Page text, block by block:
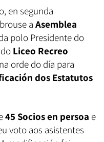
en segunda
a Asemblea
polo Presidente do
Liceo Recreo
orde do día para
dos Estatutos
45 Socios en persoa e
voto aos asistentes